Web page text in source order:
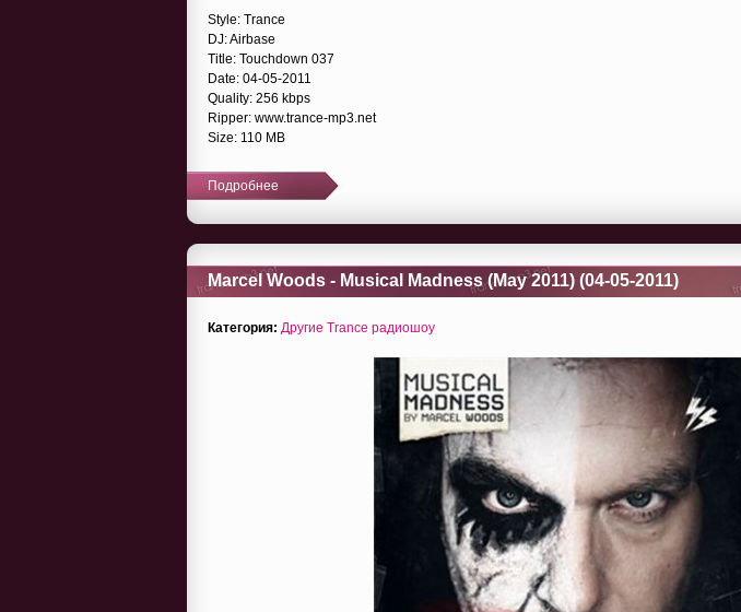
Style: Trance
DJ: Airbase
Title: Touchdown 037
Date: 04-05-2011
Quality: 256 kbps
Ripper: www.trance-mp3.net
Size: 110 MB
Подробнее
Marcel Woods - Musical Madness (May 2011) (04-05-2011)
Категория: Другие Trance радиошоу